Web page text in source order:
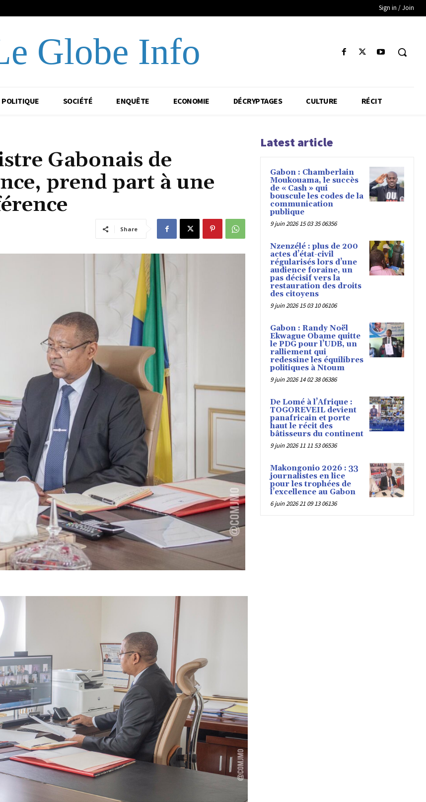
Sign in / Join
Globe Info
POLITIQUE SOCIÉTÉ ENQUÊTE ECONOMIE DÉCRYPTAGES CULTURE RÉCIT
Gabonais de
prend part à une
Share
par visioconférence à l’Assemblée générale de la Ba
centrale (BDEAC).
d’un programme d’émissions obligataires par
de 300 milliards de francs CFA sur 3 ans (2020
(2020), l’opération portera sur un montant de 100
de diversifier son portefeuille de financement à
m
le potentiel de l’épargne locale et lever des
ressources en monnaie loc
ale sans risque de change,
Latest article
Gabon : Chamberlain
Moukouama, le succès
de « Cash » qui
bouscule les codes de la
communication
publique
9 juin 2026 15 03 35 06356
Nzenzélé : plus de 200
actes d’état-civil
régularisés lors d’une
audience foraine, un
pas décisif vers la
restauration des droits
des citoyens
9 juin 2026 15 03 10 06106
Gabon : Randy Noël
Ekwague Obame quitte
le PDG pour l’UDB, un
ralliement qui
redessine les équilibres
politiques à Ntoum
9 juin 2026 14 02 38 06386
De Lomé à l’Afrique :
TOGOREVEIL devient
panafricain et porte
haut le récit des
bâtisseurs du continent
9 juin 2026 11 11 53 06536
Makongonio 2026 : 33
journalistes en lice
pour les trophées de
l’excellence au Gabon
6 juin 2026 21 09 13 06136